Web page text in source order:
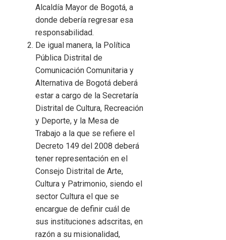
Alcaldía Mayor de Bogotá, a
donde debería regresar esa
responsabilidad.
De igual manera, la Política
Pública Distrital de
Comunicación Comunitaria y
Alternativa de Bogotá deberá
estar a cargo de la Secretaría
Distrital de Cultura, Recreación
y Deporte, y la Mesa de
Trabajo a la que se refiere el
Decreto 149 del 2008 deberá
tener representación en el
Consejo Distrital de Arte,
Cultura y Patrimonio, siendo el
sector Cultura el que se
encargue de definir cuál de
sus instituciones adscritas, en
razón a su misionalidad,